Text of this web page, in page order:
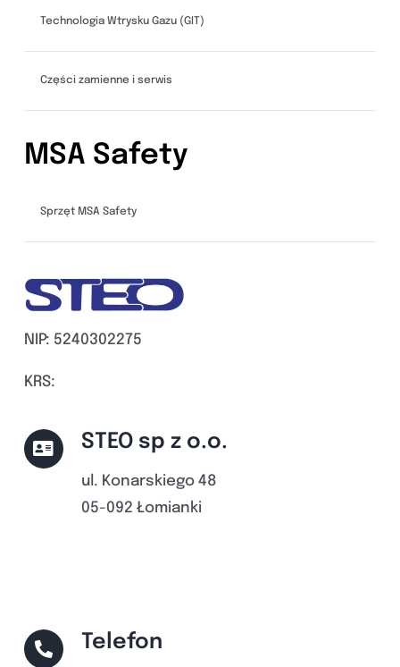
Technologia Wtrysku Gazu (GIT)
Części zamienne i serwis
MSA Safety
Sprzęt MSA Safety
NIP: 5240302275
KRS:
STEO sp z o.o.
ul. Konarskiego 48
05-092 Łomianki
Telefon